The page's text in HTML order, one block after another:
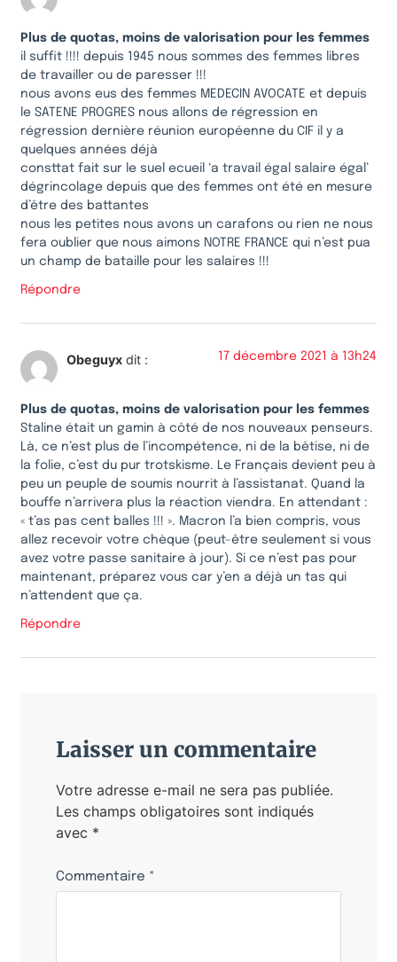
Plus de quotas, moins de valorisation pour les femmes
il suffit !!!! depuis 1945 nous sommes des femmes libres
de travailler ou de paresser !!!
nous avons eus des femmes MEDECIN AVOCATE et depuis
le SATENE PROGRES nous allons de régression en
régression dernière réunion européenne du CIF il y a
quelques années déjà
consttat fait sur le suel ecueil ‘a travail égal salaire égal’
dégrincolage depuis que des femmes ont été en mesure
d’être des battantes
nous les petites nous avons un carafons ou rien ne nous
fera oublier que nous aimons NOTRE FRANCE qui n’est pua
un champ de bataille pour les salaires !!!
Répondre
Obeguyx dit : 17 décembre 2021 à 13h24
Plus de quotas, moins de valorisation pour les femmes
Staline était un gamin à côté de nos nouveaux penseurs.
Là, ce n’est plus de l’incompétence, ni de la bêtise, ni de
la folie, c’est du pur trotskisme. Le Français devient peu à
peu un peuple de soumis nourrit à l’assistanat. Quand la
bouffe n’arrivera plus la réaction viendra. En attendant :
« t’as pas cent balles !!! ». Macron l’a bien compris, vous
allez recevoir votre chèque (peut-être seulement si vous
avez votre passe sanitaire à jour). Si ce n’est pas pour
maintenant, préparez vous car y’en a déjà un tas qui
n’attendent que ça.
Répondre
Laisser un commentaire
Votre adresse e-mail ne sera pas publiée.
Les champs obligatoires sont indiqués
avec *
Commentaire *